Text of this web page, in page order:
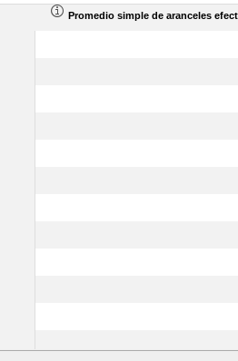
Promedio simple de aranceles